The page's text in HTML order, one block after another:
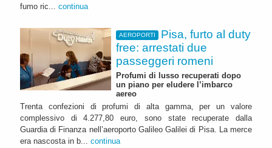
fumo ric... continua
AEROPORTI
Pisa, furto al duty
free: arrestati due
passeggeri romeni
Profumi di lusso recuperati dopo
un piano per eludere l’imbarco
aereo
Trenta confezioni di profumi di alta gamma, per un valore
complessivo di 4.277,80 euro, sono state recuperate dalla
Guardia di Finanza nell’aeroporto Galileo Galilei di Pisa. La merce
era nascosta in b... continua